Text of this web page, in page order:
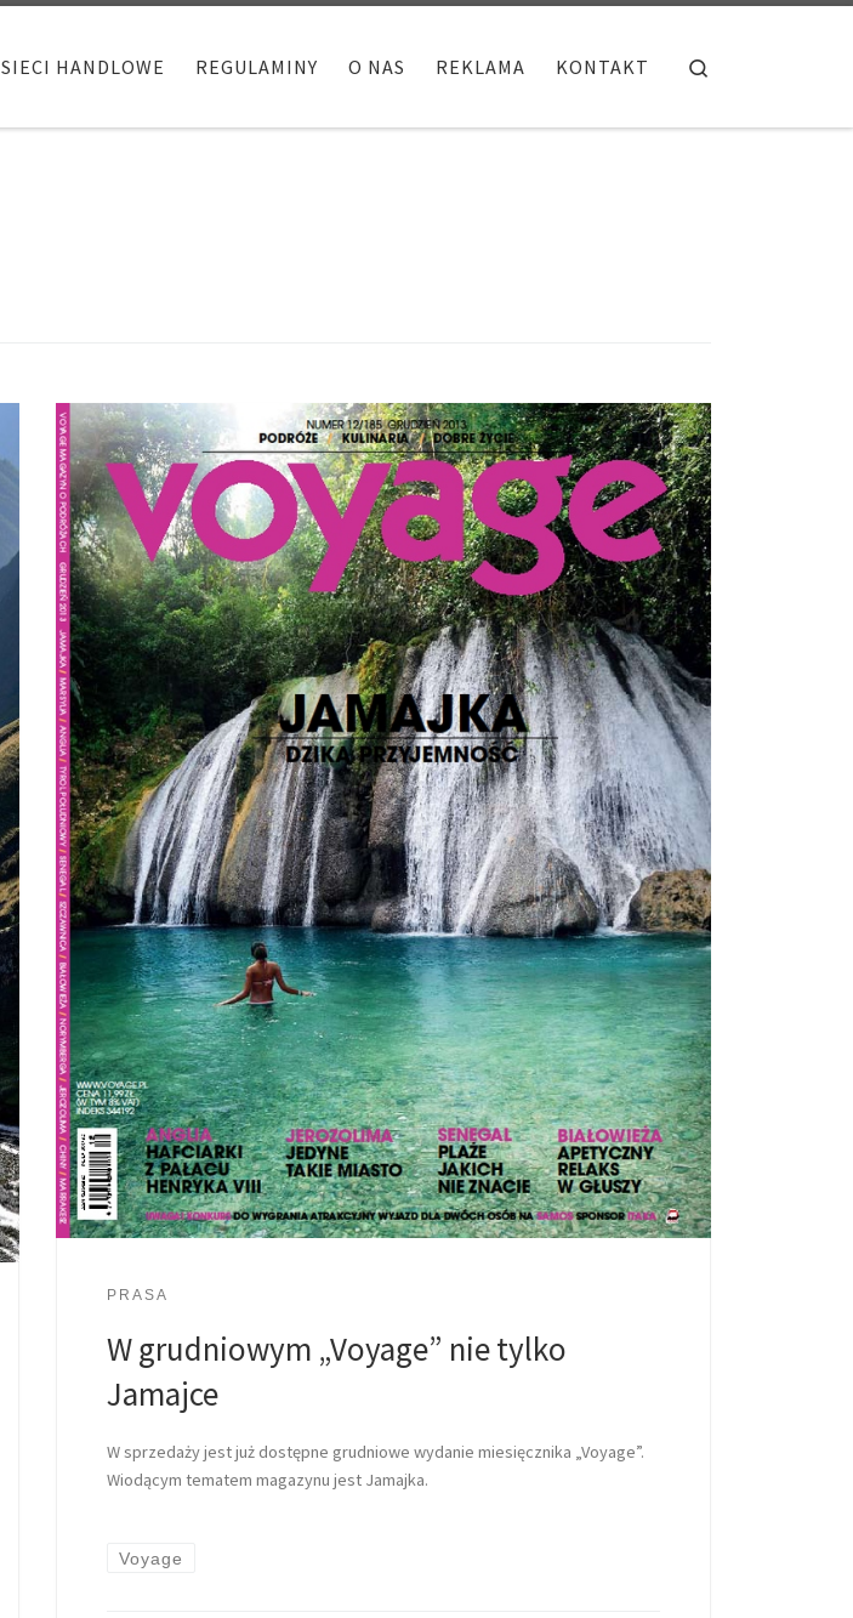
SIECI HANDLOWE REGULAMINY O NAS REKLAMA KONTAKT
PRASA
W grudniowym „Voyage” nie tylko
Jamajce
W sprzedaży jest już dostępne grudniowe wydanie miesięcznika „Voyage”.
Wiodącym tematem magazynu jest Jamajka.
Voyage